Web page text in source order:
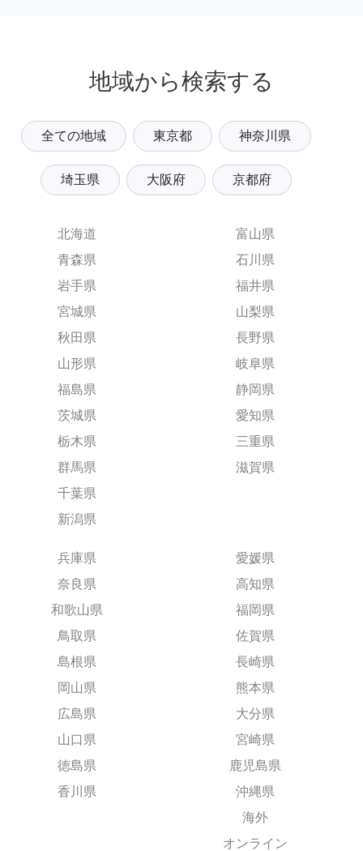
地域から検索する
全ての地域 東京都 神奈川県
埼玉県 大阪府 京都府
北海道
青森県
岩手県
宮城県
秋田県
山形県
福島県
茨城県
栃木県
群馬県
千葉県
新潟県
富山県
石川県
福井県
山梨県
長野県
岐阜県
静岡県
愛知県
三重県
滋賀県
兵庫県
奈良県
和歌山県
鳥取県
島根県
岡山県
広島県
山口県
徳島県
香川県
愛媛県
高知県
福岡県
佐賀県
長崎県
熊本県
大分県
宮崎県
鹿児島県
沖縄県
海外
オンライン